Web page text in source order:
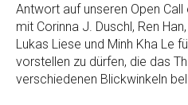
Antwort auf unseren Open Call
mit Corinna J. Duschl, Ren
Lukas Liese und Minh Kha Le
vorstellen zu dürfen, die das
verschiedenen Blickwinkeln